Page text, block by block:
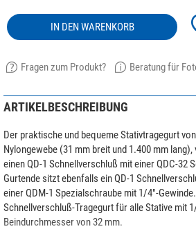
IN DEN WARENKORB
Fragen zum Produkt? Beratung für
ARTIKELBESCHREIBUNG
Der praktische und bequeme Stativtragegurt
Nylongewebe (31 mm breit und 1.400 mm
einen QD-1 Schnellverschluß mit einer QDC-32
Gurtende sitzt ebenfalls ein QD-1
einer QDM-1 Spezialschraube mit 1/4"-
Schnellverschluß-Tragegurt für alle Stative mit
Beindurchmesser von 32 mm.